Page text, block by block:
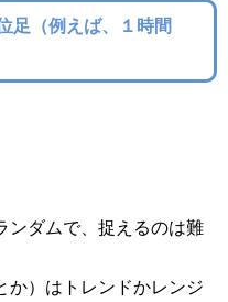
足（例えば、１時間
ンダムで、捉えるのは難
か）はトレンドかレンジ